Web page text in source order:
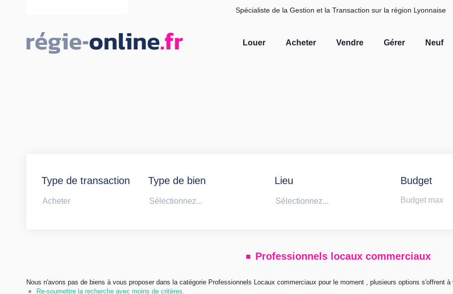
Spécialiste de la Gestion et la Transaction sur la région Lyonnaise
Louer Acheter Vendre Gérer Neuf
Type de transaction
Acheter
Type de bien
Sélectionnez...
Lieu
Sélectionnez...
Budget
Professionnels locaux commerciaux
Nous n'avons pas de biens à vous proposer dans la catégorie Professionnels Locaux commerciaux pour le moment , plusieurs options s'offrent à
Re-soumettre la recherche avec moins de critères.